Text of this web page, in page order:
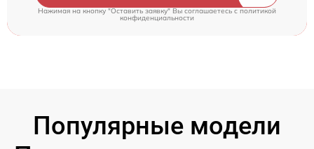
Нажимая на кнопку "Оставить заявку" Вы соглашаетесь cполитикой
конфиденциальности
Популярные модели